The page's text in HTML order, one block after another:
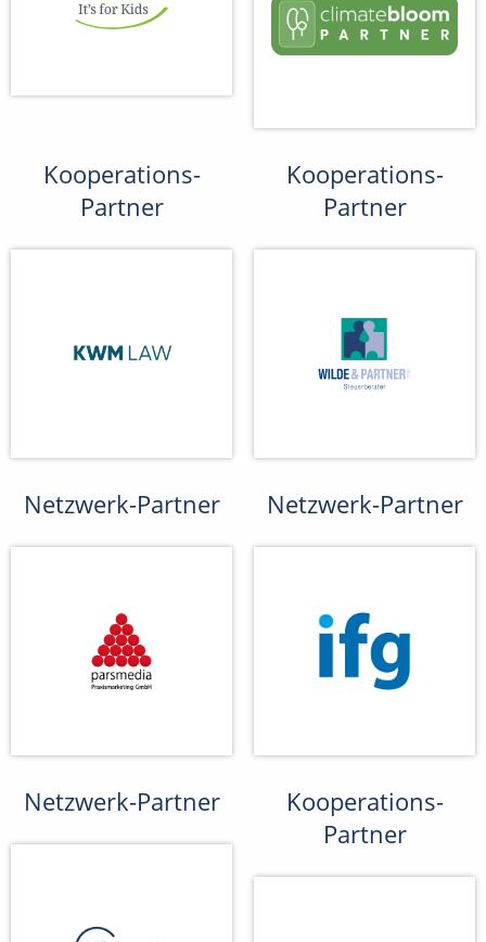
Kooperations-
Partner
Kooperations-
Partner
Netzwerk-Partner Netzwerk-Partner
Netzwerk-Partner
Kooperations-
Partner